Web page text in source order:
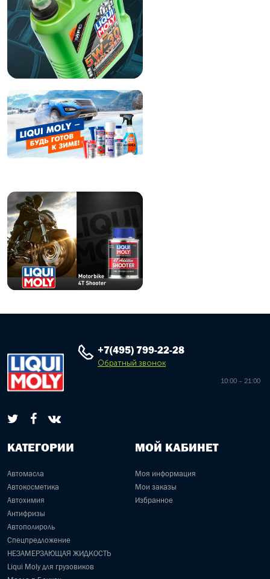
+7(495) 799-22-28
Обратный звонок
10:00 – 21:00
КАТЕГОРИИ
Автомасла
Автокосметика
Автохимия
Антифризы
Автополироль
Спецпредложение
НЕЗАМЕРЗАЮЩАЯ ЖИДКОСТЬ
Liqui Moly для грузовиков
МОЙ КАБИНЕТ
Моя информация
Мои заказы
Избранное